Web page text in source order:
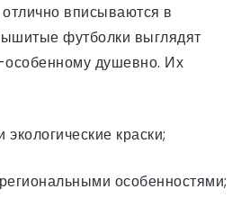
вписываются в
футболки выглядят
душевно. Их
краски;
особенностями;